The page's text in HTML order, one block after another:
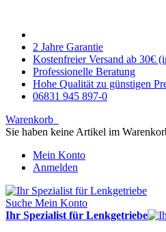
2 Jahre Garantie
Kostenfreier Versand ab 30€
Professionelle Beratung
Hohe Qualität zu günstigen
06831 945 897-0
Warenkorb
Sie haben keine Artikel im
Mein Konto
Anmelden
Suche Mein Konto
Ihr Spezialist für Lenkgetriebe